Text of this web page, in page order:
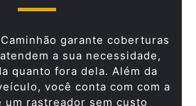
garante coberturas
a sua necessidade,
quanto fora dela. Além da
você conta com com a
um rastreador sem custo